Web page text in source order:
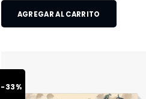
AGREGAR AL CARRITO
-33%